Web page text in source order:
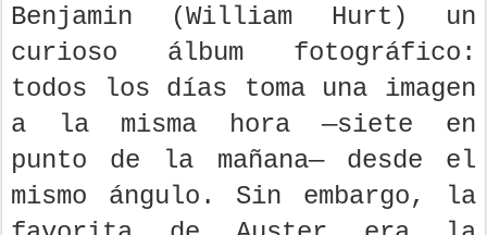
Benjamin (William Hurt) un
curioso álbum fotográfico:
todos los días toma una imagen
a la misma hora —siete en
punto de la mañana— desde el
mismo ángulo. Sin embargo, la